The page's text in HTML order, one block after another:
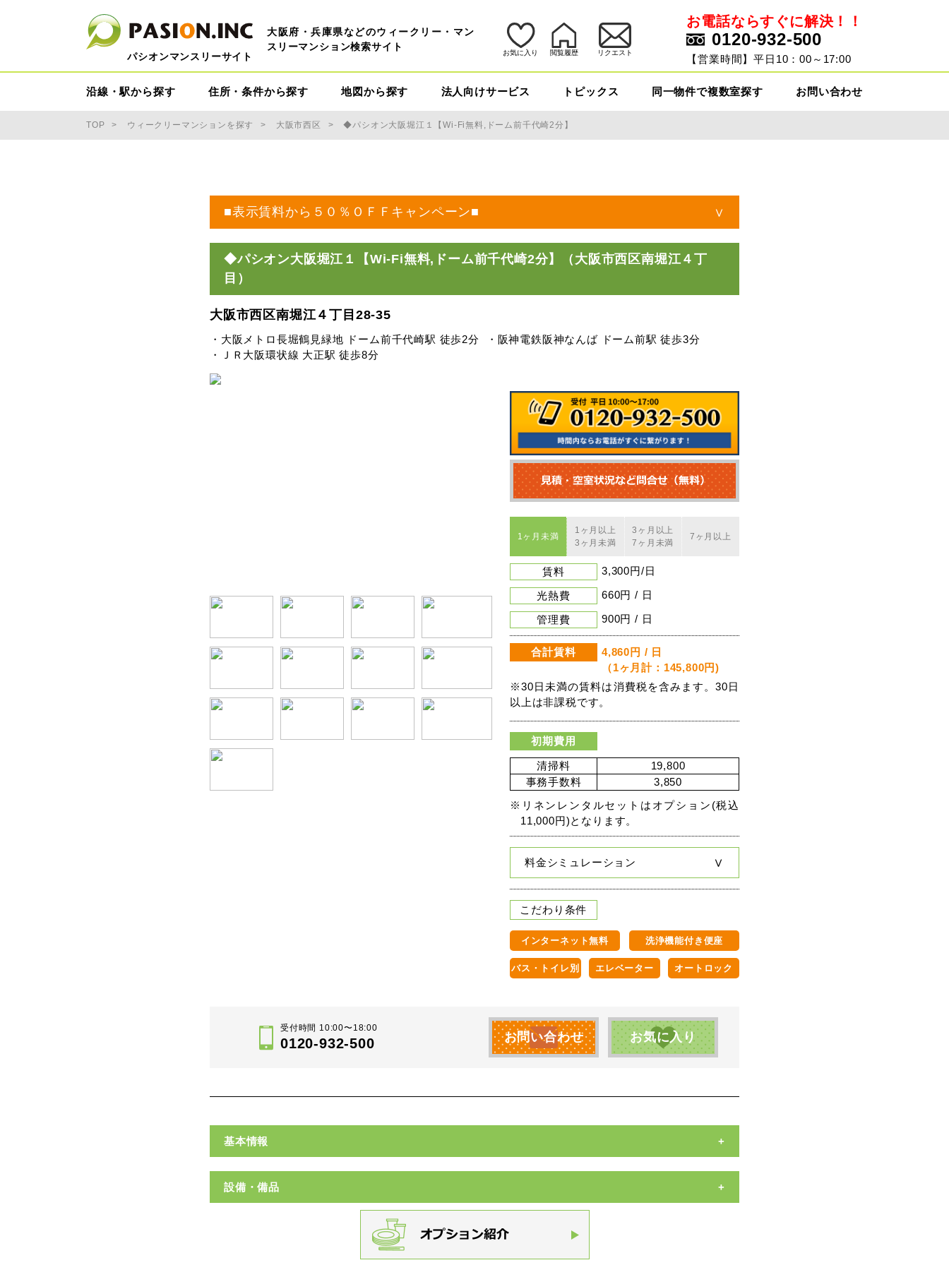
パシオンマンスリーサイト
大阪府・兵庫県などのウィークリー・マン
スリーマンション検索サイト
お気に入り 閲覧履歴 リクエスト
お電話ならすぐに解決！！
0120-932-500
【営業時間】平日10：00～17:00
沿線・駅から探す 住所・条件から探す 地図から探す 法人向けサービス トピックス 同一物件で複数室探す お問い合わせ
TOP ウィークリーマンションを探す 大阪市西区 ◆パシオン大阪堀江１【Wi-Fi無料,ドーム前千代崎2分】
■表示賃料から５０％ＯＦＦキャンペーン■
◆パシオン大阪堀江１【Wi-Fi無料,ドーム前千代崎2分】（大阪市西区南堀江４丁
目）
大阪市西区南堀江４丁目28-35
・大阪メトロ長堀鶴見緑地 ドーム前千代崎駅 徒歩2分
・阪神電鉄阪神なんば ドーム前駅 徒歩3分
・ＪＲ大阪環状線 大正駅 徒歩8分
1ヶ月未満
1ヶ月以上
3ヶ月未満
3ヶ月以上
7ヶ月未満
7ヶ月以上
賃料 3,300円/日
光熱費 660円 / 日
管理費 900円 / 日
合計賃料
4,860円 / 日
（1ヶ月計：145,800円)
※30日未満の賃料は消費税を含みます。30日
以上は非課税です。
初期費用
清掃料
19,800
事務手数料
3,850
※リネンレンタルセットはオプション(税込
11,000円)となります。
料金シミュレーション
こだわり条件
インターネット無料 洗浄機能付き便座
バス・トイレ別 エレベーター オートロック
受付時間 10:00〜18:00
0120-932-500 お問い合わせ お気に入り
基本情報 +
設備・備品 +